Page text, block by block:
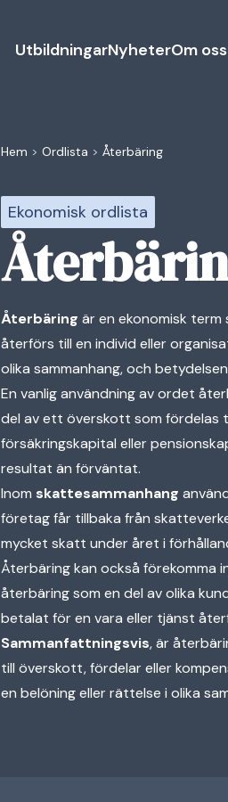
UtbildningarNyheterOm oss
Hem > Ordlista > Återbäring
Ekonomisk ordlista
Återbäring är en ekonomisk
återförs till en individ eller
olika sammanhang, och
En vanlig användning av ordet
del av ett överskott som fördelas
försäkringskapital eller
resultat än förväntat.
Inom skattesammanhang
företag får tillbaka från
mycket skatt under året i
Återbäring kan också förekomma
återbäring som en del av olika
betalat för en vara eller tjänst
Sammanfattningsvis, är
till överskott, fördelar eller
en belöning eller rättelse i olika